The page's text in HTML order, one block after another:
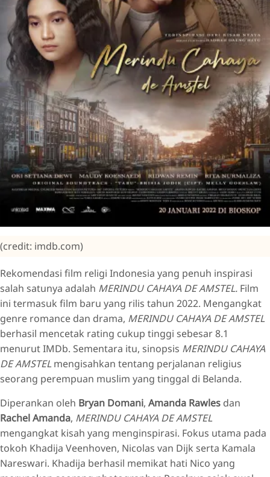
(credit: imdb.com)
Rekomendasi film religi Indonesia yang penuh inspirasi
salah satunya adalah MERINDU CAHAYA DE AMSTEL. Film
ini termasuk film baru yang rilis tahun 2022. Mengangkat
genre romance dan drama, MERINDU CAHAYA DE AMSTEL
berhasil mencetak rating cukup tinggi sebesar 8.1
menurut IMDb. Sementara itu, sinopsis MERINDU CAHAYA
DE AMSTEL mengisahkan tentang perjalanan religius
seorang perempuan muslim yang tinggal di Belanda.
Diperankan oleh Bryan Domani, Amanda Rawles dan
Rachel Amanda, MERINDU CAHAYA DE AMSTEL
mengangkat kisah yang menginspirasi. Fokus utama pada
tokoh Khadija Veenhoven, Nicolas van Dijk serta Kamala
Nareswari. Khadija berhasil memikat hati Nico yang